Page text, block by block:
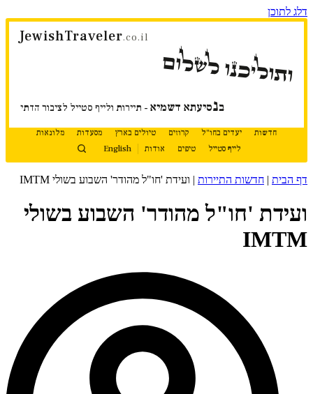
דלג לתוכן
JewishTraveler.co.il
ותוליכנו לשלום
בנסיעתא דשמיא - תיירות ולייף סטייל לציבור הדתי
חדשות יעדים בחו"ל קרוזים טיולים בארץ מסעדות
מלונאות
לייף סטייל
טיפים אודות English
דף הבית | חדשות התיירות | ועידת 'חו"ל מהודר' השבוע בשולי IMTM
ועידת 'חו"ל מהודר' השבוע בשולי
IMTM